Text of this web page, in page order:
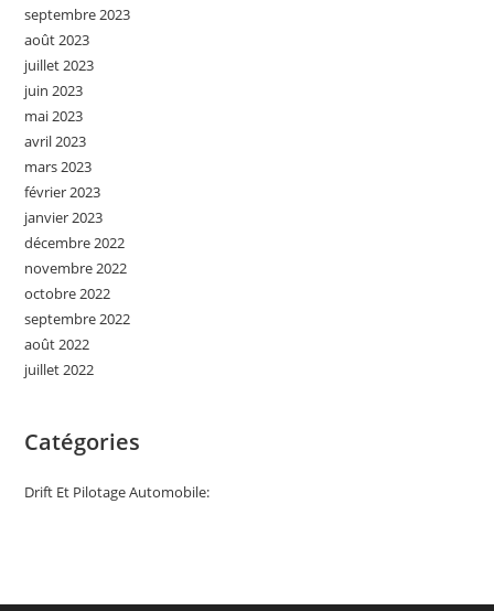
septembre 2023
août 2023
juillet 2023
juin 2023
mai 2023
avril 2023
mars 2023
février 2023
janvier 2023
décembre 2022
novembre 2022
octobre 2022
septembre 2022
août 2022
juillet 2022
Catégories
Drift Et Pilotage Automobile: